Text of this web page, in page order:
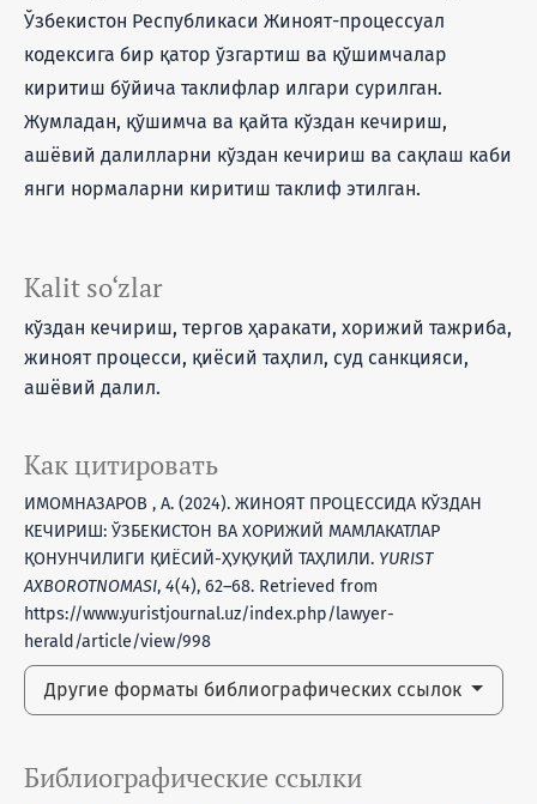
Kalit so‘zlar
кўздан кечириш, тергов ҳаракати, хорижий тажриба,
жиноят процесси, қиёсий таҳлил, суд санкцияси,
ашёвий далил.
Как цитировать
ИМОМНАЗАРОВ , А. (2024). ЖИНОЯТ ПРОЦЕССИДА КЎЗДАН
КЕЧИРИШ: ЎЗБЕКИСТОН ВА ХОРИЖИЙ МАМЛАКАТЛАР
ҚОНУНЧИЛИГИ ҚИЁСИЙ-ҲУҚУҚИЙ ТАҲЛИЛИ. YURIST
AXBOROTNOMASI, 4(4), 62–68. Retrieved from
https://www.yuristjournal.uz/index.php/lawyer-
herald/article/view/998
Другие форматы библиографических ссылок
Ўзбекистон Республикаси Жиноят-процессуал
кодексига бир қатор ўзгартиш ва қўшимчалар
киритиш бўйича таклифлар илгари сурилган.
Жумладан, қўшимча ва қайта кўздан кечириш,
ашёвий далилларни кўздан кечириш ва сақлаш каби
янги нормаларни киритиш таклиф этилган.
Библиографические ссылки